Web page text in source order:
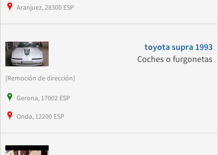
Aranjuez, 28300 ESP
toyota supra 1993
Coches o furgonetas
[Remoción de dirección]
Gerona, 17002 ESP
Onda, 12200 ESP